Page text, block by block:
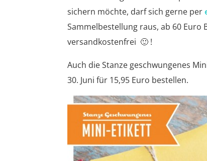
sichern möchte, darf sich gerne per
Sammelbestellung raus, ab 60
versandkostenfrei 🙂 !
Auch die Stanze geschwungenes
30. Juni für 15,95 Euro bestellen.